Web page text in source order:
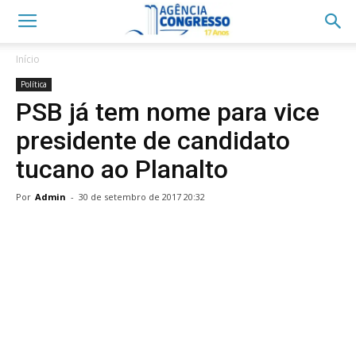
Início
Política
PSB já tem nome para vice
presidente de candidato
tucano ao Planalto
Por Admin - 30 de setembro de 2017 20:32